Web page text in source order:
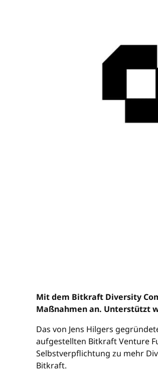
Mit dem Bitkraft Diversity
Maßnahmen an. Unterstützt
Das von Jens Hilgers
aufgestellten Bitkraft Venture
Selbstverpflichtung zu mehr
Bitkraft.